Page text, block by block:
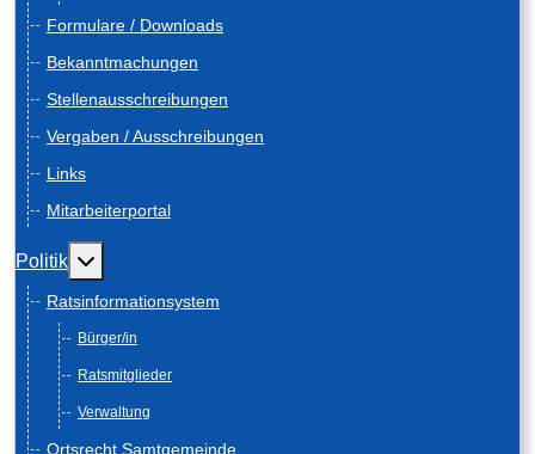
Formulare / Downloads
Bekanntmachungen
Stellenausschreibungen
Vergaben / Ausschreibungen
Links
Mitarbeiterportal
Politik Weitere Informationen: Politik
Ratsinformationsystem
Bürger/in
Ratsmitglieder
Verwaltung
Ortsrecht Samtgemeinde